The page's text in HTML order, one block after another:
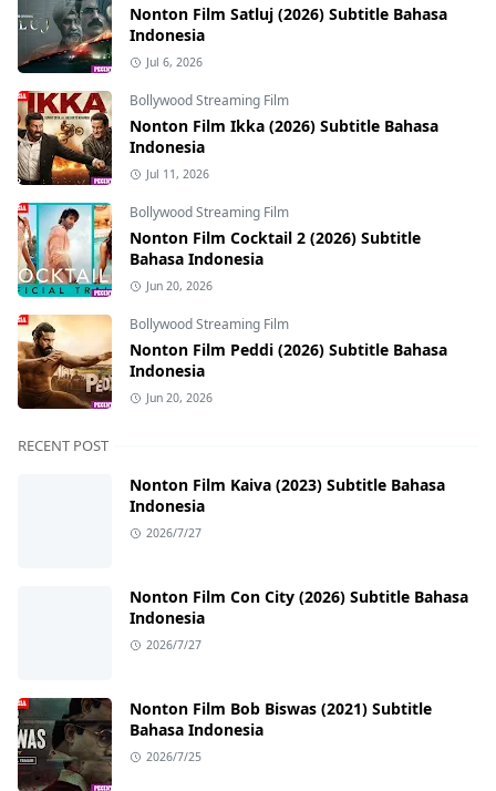
Nonton Film Satluj (2026) Subtitle Bahasa
Indonesia
Jul 6, 2026
Bollywood Streaming Film
Nonton Film Ikka (2026) Subtitle Bahasa
Indonesia
Jul 11, 2026
Bollywood Streaming Film
Nonton Film Cocktail 2 (2026) Subtitle
Bahasa Indonesia
Jun 20, 2026
Bollywood Streaming Film
Nonton Film Peddi (2026) Subtitle Bahasa
Indonesia
Jun 20, 2026
RECENT POST
Nonton Film Kaiva (2023) Subtitle Bahasa
Indonesia
2026/7/27
Nonton Film Con City (2026) Subtitle Bahasa
Indonesia
2026/7/27
Nonton Film Bob Biswas (2021) Subtitle
Bahasa Indonesia
2026/7/25